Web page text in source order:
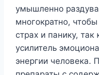
умышленно
многократно,
страх и панику, так
усилитель
энергии человека.